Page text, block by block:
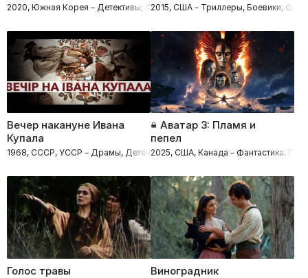
2020, Южная Корея – Детективы, Фэнтези, Криминал
2015, США – Триллеры, Боевики,
Вечер накануне Ивана
Купала
1968, СССР, УССР – Драмы, Детективы, Фэнтези
Аватар 3: Пламя и
пепел
2025, США, Канада – Фантастика,
Голос травы Виноградник